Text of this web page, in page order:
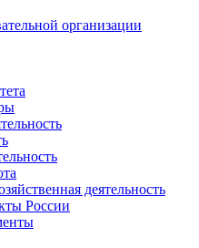
организации
деятельность
России